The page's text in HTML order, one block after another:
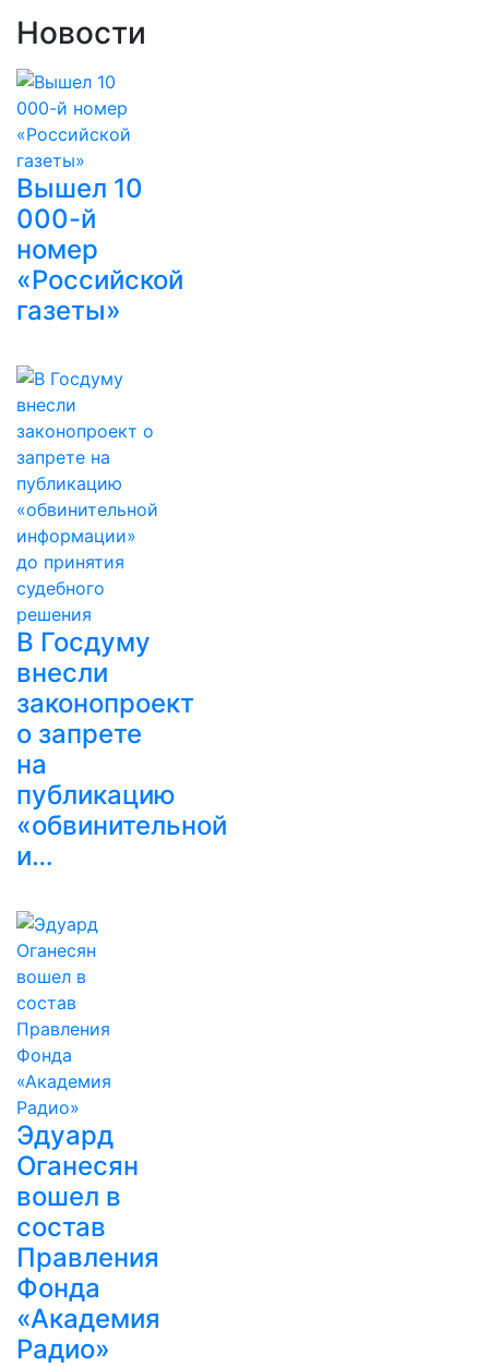
Новости
Вышел 10
000-й
номер
«Российской
газеты»
В Госдуму
внесли
законопроект
о запрете
на
публикацию
«обвинительной
и…
Эдуард
Оганесян
вошел в
состав
Правления
Фонда
«Академия
Радио»